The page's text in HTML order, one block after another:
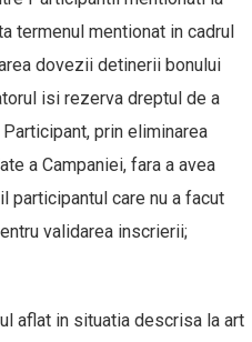
termenul mentionat in cadrul
dovezii detinerii bonului
isi rezerva dreptul de a
prin eliminarea
a Campaniei, fara a avea
participantul care nu a facut
validarea inscrierii;
aflat in situatia descrisa la art